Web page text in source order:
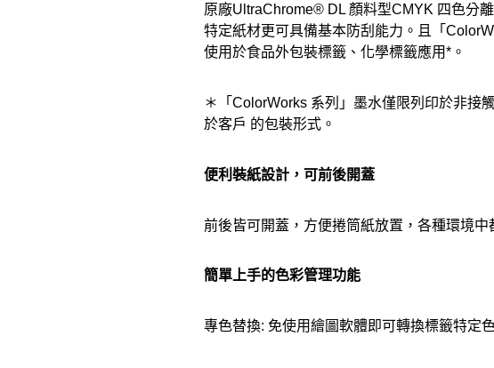
原廠UltraChrome® DL 顏料型CMYK 四色分
特定紙材更可具備基本防刮能力。且「
使用於食品外包裝標籤、化學標籤應用*。
＊「ColorWorks 系列」墨水僅限列印於非接
於客戶 的包裝形式。
便利裝紙設計，可前後開蓋
前後皆可開蓋，方便捲筒紙放置，各種環境中
簡單上手的色彩管理功能
專色替換: 免使用繪圖軟體即可轉換標籤特定